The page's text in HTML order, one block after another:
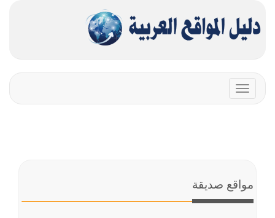
Toggle
navigation
مواقع صديقة